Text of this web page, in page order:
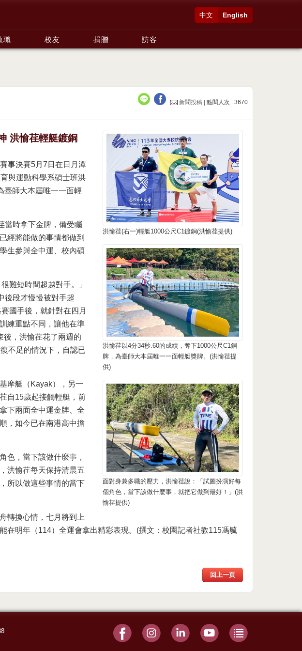
English
中文
職 校友 捐贈 訪客
新聞投稿 |點閱人次 : 3670
洪愉荏(右一)輕艇1000公尺C1鍍銅(洪愉荏提供)
洪愉荏以4分34秒.60的成績，奪下1000公尺C1銅
牌，為臺師大本屆唯一一面輕艇獎牌。(洪愉荏提
供)
面對身兼多職的壓力，洪愉荏說：「試圖扮演好每
個角色，當下該做什麼事，就把它做到最好！」(洪
愉荏提供)
洪愉荏輕艇鍍銅
事決賽5月7日在日月潭
與運動科學系碩士班洪
臺師大本屆唯一一面輕
當時拿下金牌，備受矚
經將能做的事情都做到
生參與全中運、校內碩
難短時間超越對手。」
後段才慢慢被對手超
國手後，就針對在四月
練重點不同，讓他在準
後，洪愉荏花了兩週的
不足的情況下，自認已
摩艇（Kayak），另一
自15歲起接觸輕艇，前
下兩面全中運金牌、全
，如今已在南港高中擔
色，當下該做什麼事，
洪愉荏每天保持清晨五
所以做這些事情的當下
轉換心情，七月將到上
在明年（114）全運會拿出精彩表現。(撰文：校園記者社教115馮毓
回上一頁